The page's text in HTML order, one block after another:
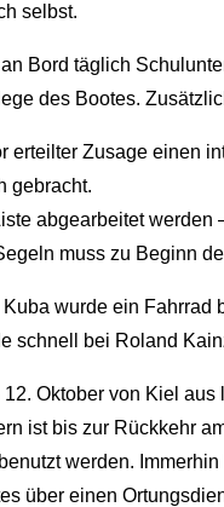
selbst.
Bord täglich
des Bootes.
erteilter Zusage einen
gebracht.
abgearbeitet
muss zu Beginn
wurde ein
schnell bei Roland
Oktober von Kiel
ist bis zur Rückkehr
werden.
über einen